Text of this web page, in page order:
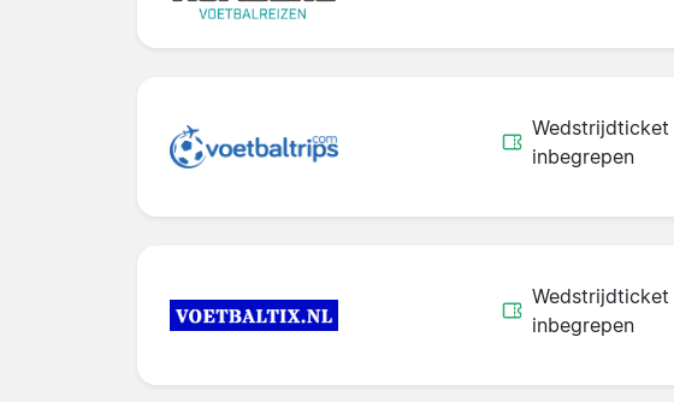
Wedstrijdticket
inbegrepen
Wedstrijdticket
inbegrepen